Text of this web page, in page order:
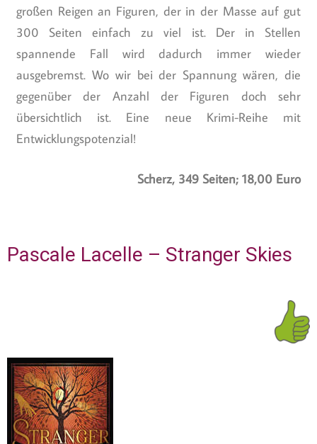
großen Reigen an Figuren, der in der Masse auf gut
300 Seiten einfach zu viel ist. Der in Stellen
spannende Fall wird dadurch immer wieder
ausgebremst. Wo wir bei der Spannung wären, die
gegenüber der Anzahl der Figuren doch sehr
übersichtlich ist. Eine neue Krimi-Reihe mit
Entwicklungspotenzial!
Scherz, 349 Seiten; 18,00 Euro
Pascale Lacelle – Stranger Skies